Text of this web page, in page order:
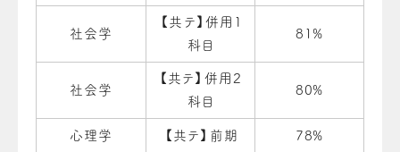
社会学
【共テ】併用１
科目
81%
社会学
【共テ】併用２
科目
80%
心理学 【共テ】前期 78%